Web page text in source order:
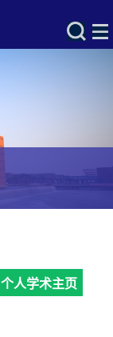
个人学术主页